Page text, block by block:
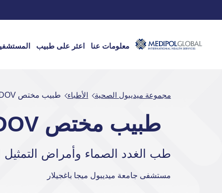
معلومات عنا اعثر على طبيب
مجموعة ميديبول الصحية الأطباء طبيب مختص ILKIN MURADOV
طبيب مختص ILKIN MURADOV
طب الغدد الصماء وأمراض التمثيل
مستشفى جامعة ميديبول ميجا باغجيلار